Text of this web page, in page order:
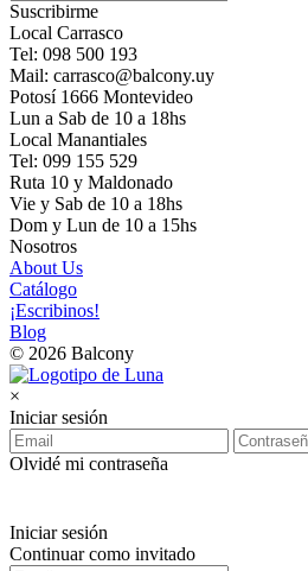
Suscribirme
Local Carrasco
Tel: 098 500 193
Mail: carrasco@balcony.uy
Potosí 1666 Montevideo
Lun a Sab de 10 a 18hs
Local Manantiales
Tel: 099 155 529
Ruta 10 y Maldonado
Vie y Sab de 10 a 18hs
Dom y Lun de 10 a 15hs
Nosotros
About Us
Catálogo
¡Escribinos!
Blog
© 2026 Balcony
×
Iniciar sesión
Olvidé mi contraseña
Iniciar sesión
Continuar como invitado